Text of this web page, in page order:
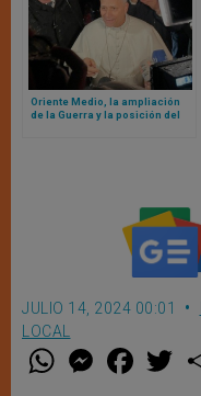
Oriente Medio, la ampliación
de la Guerra y la posición del
JULIO 14, 2024 00:01
LOCAL
W M
e
F
a w